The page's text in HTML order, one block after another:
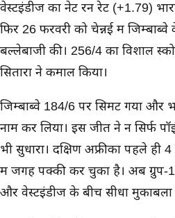
वेस्टइंडीज का नेट रन रेट (+1.79)
फिर 26 फरवरी को चेन्नई में
बल्लेबाजी की। 256/4 का विशाल
सितारों ने कमाल किया।
जिम्बाब्वे 184/6 पर सिमट गया
नाम कर लिया। इस जीत ने न सिर्फ
भी सुधारा। दक्षिण अफ्रीका पहले
में जगह पक्की कर चुका है। अब ग्रुप-
और वेस्टइंडीज के बीच सीधा मुकाबला